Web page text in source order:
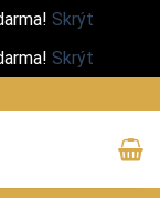
Skrýt
Skrýt